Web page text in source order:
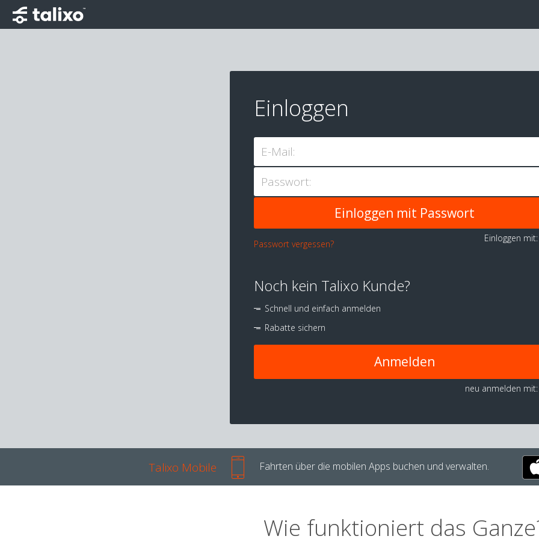
Einloggen
E-Mail:
Passwort:
Passwort vergessen?
Einloggen
Noch kein Talixo Kunde?
Schnell und einfach anmelden
Rabatte sichern
Anmelden
neu anmelden mit:
Talixo Mobile Fahrten über die mobilen Apps buchen und verwalten.
Wie funktioniert das